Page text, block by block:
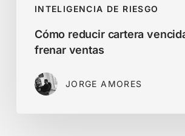
INTELIGENCIA DE RIESGO
Cómo reducir cartera
frenar ventas
JORGE AMORES